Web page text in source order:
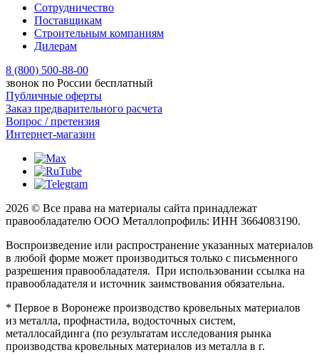
Сотрудничество
Поставщикам
Строительным компаниям
Дилерам
8 (800) 500-88-00
звонок по России бесплатный
Публичные оферты
Заказ предварительного расчета
Вопрос / претензия
Интернет-магазин
2026 © Все права на материалы сайта принадлежат
правообладателю ООО Металлопрофиль: ИНН 3664083190.
Воспроизведение или распространение указанных материалов
в любой форме может производиться только с письменного
разрешения правообладателя. При использовании ссылка на
правообладателя и источник заимствования обязательна.
* Первое в Воронеже производство кровельных материалов
из металла, профнастила, водосточных систем,
металлосайдинга (по результатам исследования рынка
производства кровельных материалов из металла в г.